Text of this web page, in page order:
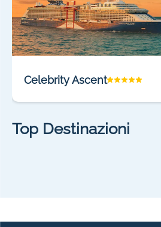
Celebrity Ascent
Top Destinazioni